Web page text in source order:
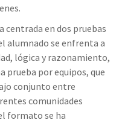
en dos pruebas
alumnado se enfrenta a
lógica y razonamiento,
prueba por equipos, que
conjunto entre
comunidades
formato se ha